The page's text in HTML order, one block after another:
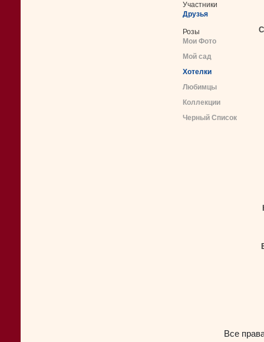
Участники
Друзья
Розы
Мои Фото
Мой сад
Хотелки
Любимцы
Коллекции
Черный Список
Все